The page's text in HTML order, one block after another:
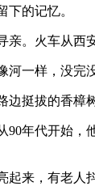
的记忆。
。火车从西
样，没完没
拔的香樟树
年代开始，他
，有老人抖